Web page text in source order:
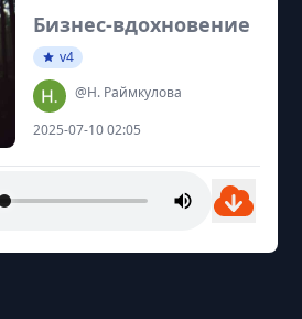
Бизнес-вдохновение
v4
@Н. Раймкулова
2025-07-10 02:05